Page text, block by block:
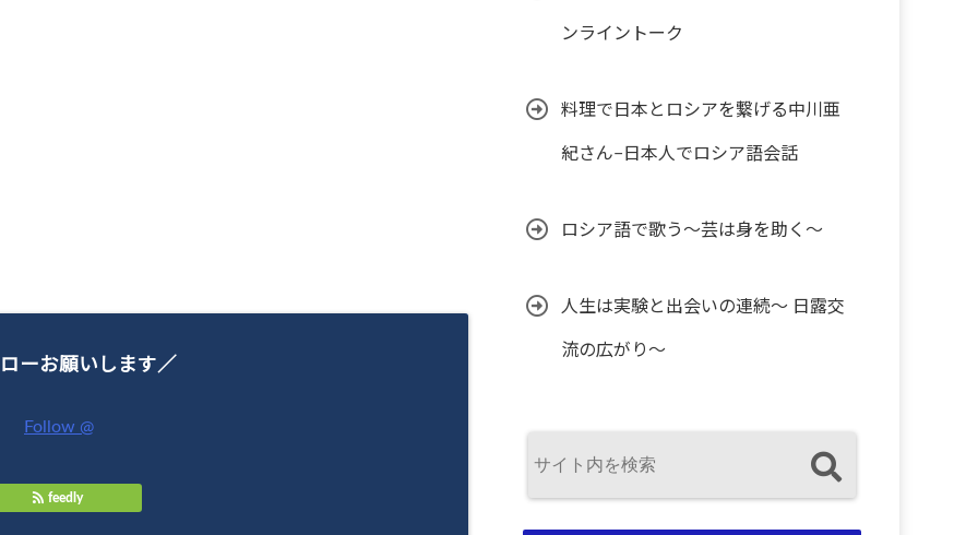
ーお願いします／
Follow @
feedly
ンライントーク
料理で日本とロシアを繋げる中川亜
紀さん−日本人でロシア語会話
ロシア語で歌う〜芸は身を助く〜
人生は実験と出会いの連続〜 日露交
流の広がり〜